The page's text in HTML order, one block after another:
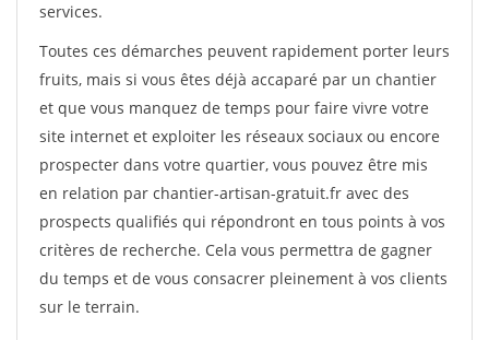
services.
Toutes ces démarches peuvent rapidement porter leurs
fruits, mais si vous êtes déjà accaparé par un chantier
et que vous manquez de temps pour faire vivre votre
site internet et exploiter les réseaux sociaux ou encore
prospecter dans votre quartier, vous pouvez être mis
en relation par chantier-artisan-gratuit.fr avec des
prospects qualifiés qui répondront en tous points à vos
critères de recherche. Cela vous permettra de gagner
du temps et de vous consacrer pleinement à vos clients
sur le terrain.